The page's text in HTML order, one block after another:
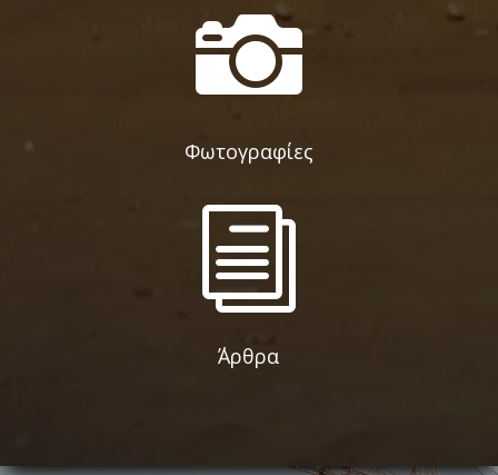

Φωτογραφίες
i
΄Άρθρα